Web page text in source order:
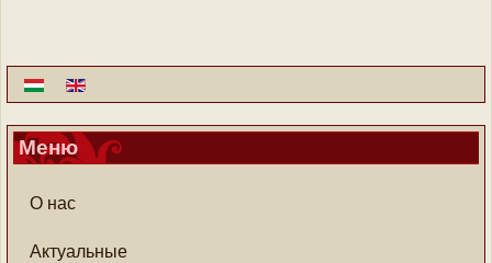
Меню
О нас
Актуальные